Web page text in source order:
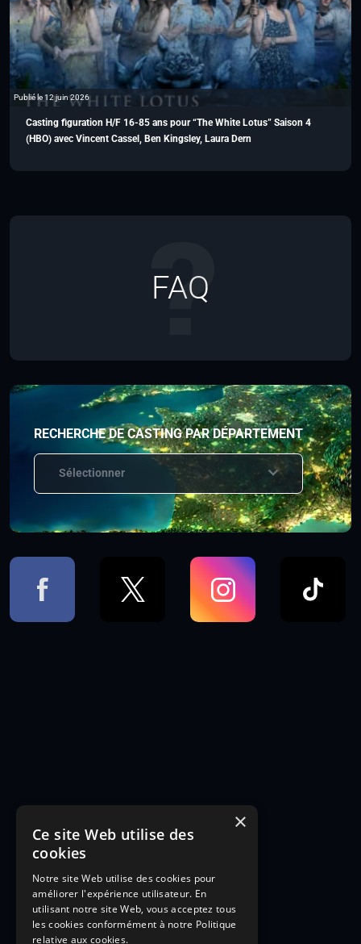
Publié le 12 juin 2026
Casting figuration H/F 16-85 ans pour “The White Lotus” Saison 4
(HBO) avec Vincent Cassel, Ben Kingsley, Laura Dern
FAQ
RECHERCHE DE CASTING PAR DÉPARTEMENT
Sélectionner
×
Ce site Web utilise des
cookies
Notre site Web utilise des cookies pour
améliorer l'expérience utilisateur. En
utilisant notre site Web, vous acceptez tous
les cookies conformément à notre Politique
relative aux cookies.